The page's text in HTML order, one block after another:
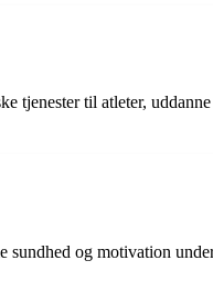
tjenester til atleter,
sundhed og motivation